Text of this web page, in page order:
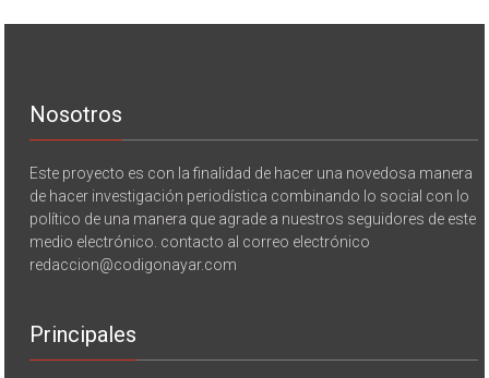
Nosotros
Este proyecto es con la finalidad de hacer una novedosa manera
de hacer investigación periodística combinando lo social con lo
político de una manera que agrade a nuestros seguidores de este
medio electrónico. contacto al correo electrónico
redaccion@codigonayar.com
Principales